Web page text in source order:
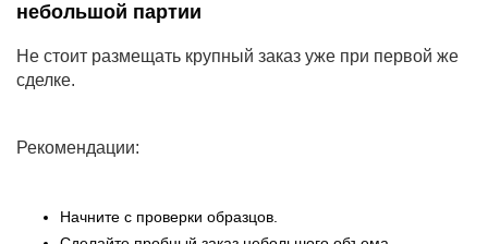
небольшой партии
Не стоит размещать крупный заказ уже при первой же
сделке.
Рекомендации:
Начните с проверки образцов.